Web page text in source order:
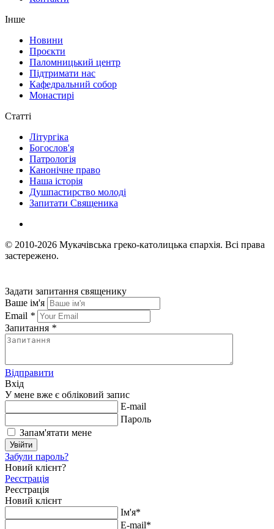
Інше
Новини
Проєкти
Паломницький центр
Підтримати нас
Кафедральний собор
Монастирі
Статті
Літургіка
Богослов'я
Патрологія
Канонічне право
Наша історія
Душпастирство молоді
Запитати Священика
© 2010-2026 Мукачівська греко-католицька єпархія. Всі права
застережено.
Задати запитання священику
Ваше ім'я
Email *
Запитання *
Відправити
Вхід
У мене вже є обліковий запис
E-mail
Пароль
Запам'ятати мене
Увійти
Забули пароль?
Новий клієнт?
Реєстрація
Реєстрація
Новий клієнт
Ім'я*
E-mail*